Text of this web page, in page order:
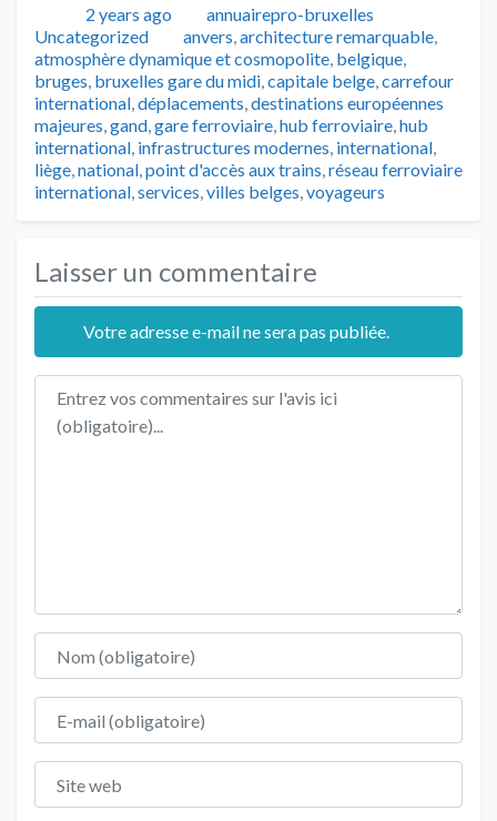
Publié2 years ago Auteur
annuairepro-bruxelles
Uncategorized
Tags
anvers,architecture remarquable,
atmosphère dynamique et cosmopolite, belgique,
bruges, bruxelles gare du midi,capitale belge,carrefour
international,déplacements,destinations européennes
majeures,gand,gare ferroviaire,hub ferroviaire,hub
international, infrastructures modernes, international,
liège,national,point d'accès aux trains,réseau ferroviaire
international,services,villes belges,voyageurs
Laisser un commentaire
Votre adresse e-mail ne sera pas publiée.
Texte de l'avis
Nom
E-mail
Site web